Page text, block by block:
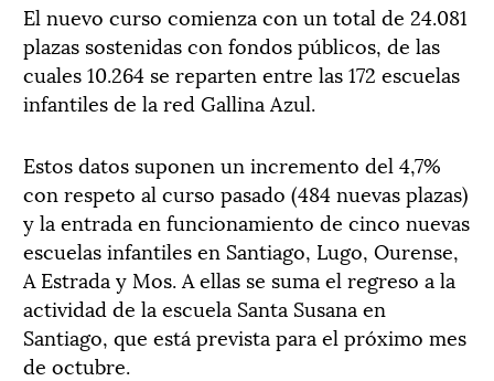
El nuevo curso comienza con un total de 24.081
plazas sostenidas con fondos públicos, de las
cuales 10.264 se reparten entre las 172 escuelas
infantiles de la red Gallina Azul.
Estos datos suponen un incremento del 4,7%
con respeto al curso pasado (484 nuevas plazas)
y la entrada en funcionamiento de cinco nuevas
escuelas infantiles en Santiago, Lugo, Ourense,
A Estrada y Mos. A ellas se suma el regreso a la
actividad de la escuela Santa Susana en
Santiago, que está prevista para el próximo mes
de octubre.